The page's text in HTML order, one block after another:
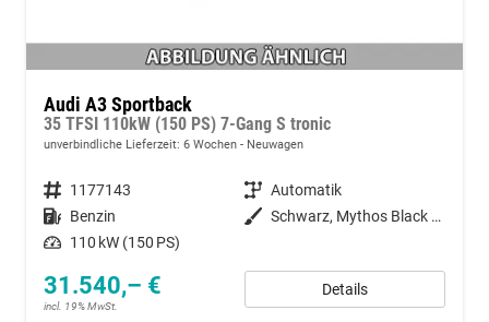
Audi A3 Sportback
35 TFSI 110kW (150 PS) 7-Gang S tronic
unverbindliche Lieferzeit: 6 Wochen Neuwagen
Fahrzeugnummer 1177143 Getriebe Automatik
Kraftstoff Benzin Außenfarbe
Schwarz, Mythos Black (0E0E)
Leistung 110 kW (150 PS)
31.540,– €
incl. 19% MwSt.
Details